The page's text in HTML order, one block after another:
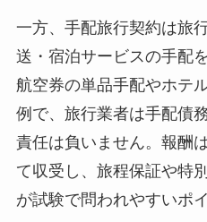
一方、手配旅行契約は旅
送・宿泊サービスの手配
航空券の単品手配やホテ
例で、旅行業者は手配債
責任は負いません。報酬
て収受し、旅程保証や特
が試験で問われやすいポ